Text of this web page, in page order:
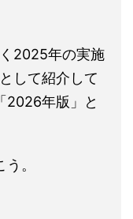
2025年の実施
して紹介して
2026年版」と
。